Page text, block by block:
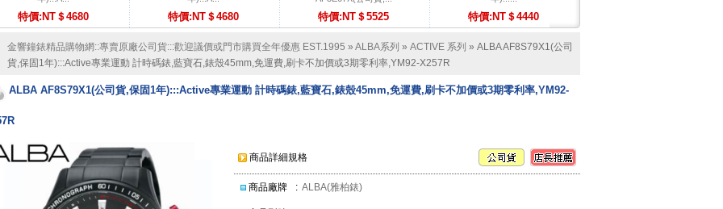
特價:NT＄4680 特價:NT＄4680 特價:NT＄5525 特價:NT＄4440
金響鐘錶精品購物網::專賣原廠公司貨:::歡迎議價或門市購買全年優惠 EST.1995 » ALBA系列 » ACTIVE 系列 » ALBA AF8S79X1(公司
貨,保固1年):::Active專業運動 計時碼錶,藍寶石,錶殼45mm,免運費,刷卡不加價或3期零利率,YM92-X257R
ALBA AF8S79X1(公司貨,保固1年):::Active專業運動 計時碼錶,藍寶石,錶殼45mm,免運費,刷卡不加價或3期零利率,YM92-
商品詳細規格
商品廠牌 : ALBA(雅柏錶)